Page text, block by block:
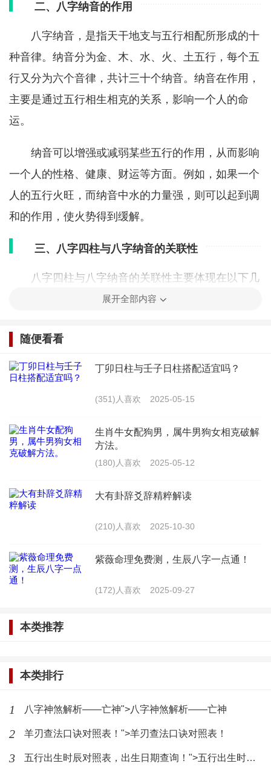
二、八字纳音的作用
八字纳音，是指天干地支与五行相配所形成的十
种音律。纳音分为金、木、水、火、土五行，每个五
行又分为六个音律，共计三十个纳音。纳音在作用，
主要是通过五行相生相克的关系，影响一个人的命
运。
纳音可以增强或减弱某些五行的作用，从而影响
一个人的性格、健康、财运等方面。例如，如果一个
人的五行火旺，而纳音中水的力量强，则可以起到调
和的作用，使火势得到缓解。
三、八字四柱与八字纳音的关联性
八字四柱与八字纳音的关联性主要体现在以下几
1. 五行相生相克：八字四柱中的天干地支与五行
与八字纳音在五行上存在着相生相克的关系。
2. 影响性格：八字四柱反映了人的性格特点，而
八字纳音则通过五行的作用，进一步影响和调整这些
性格特点。例如，一个人金旺，纳音中水旺，可能会
使其性格更加冷静、理性。
3. 影响健康：八字四柱中的五行平衡与否，直接
影响一个人的健康。而八字纳音可以通过调节五行，
4. 影响财运：八字四柱中的五行与财运密切相
关，而八字纳音可以通过调节五行，影响一个人的财
运。例如，一个人木旺，纳音中火旺，可能会使其财
四、八字四柱与八字纳音的影响
1. 性格影响：八字四柱与八字纳音共同影响着一
展开全部内容
随便看看
丁卯日柱与壬子日柱搭配适宜吗？
(351)人喜欢 2025-05-15
生肖牛女配狗男，属牛男狗女相克破解
方法。
(180)人喜欢 2025-05-12
大有卦辞爻辞精粹解读
(210)人喜欢 2025-10-30
紫薇命理免费测，生辰八字一点通！
(172)人喜欢 2025-09-27
本类推荐
本类排行
1 八字神煞解析——亡神">八字神煞解析——亡神
2 羊刃查法口诀对照表！">羊刃查法口诀对照表！
3 五行出生时辰对照表，出生日期查询！">五行出生时辰对照表，出生日期查询！